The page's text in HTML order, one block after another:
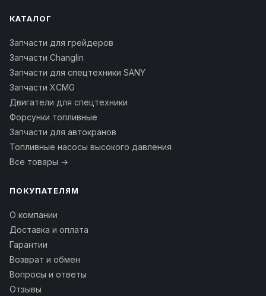
КАТАЛОГ
Запчасти для грейдеров
Запчасти Changlin
Запчасти для спецтехники SANY
Запчасти XCMG
Двигатели для спецтехники
Форсунки топливные
Запчасти для автокранов
Топливные насосы высокого давления
Все товары →
ПОКУПАТЕЛЯМ
О компании
Доставка и оплата
Гарантии
Возврат и обмен
Вопросы и ответы
Отзывы